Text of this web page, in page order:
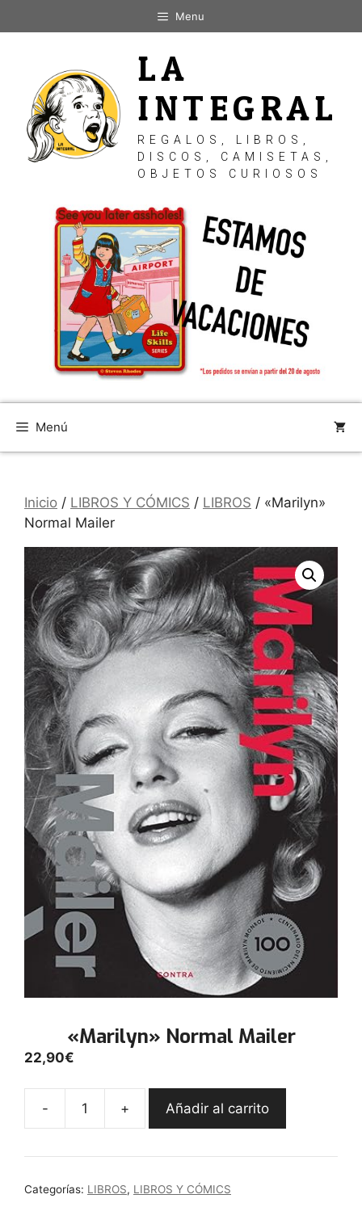
al
Menu
LA
INTEGRAL
REGALOS, LIBROS,
DISCOS, CAMISETAS,
OBJETOS CURIOSOS
Menú
Inicio / LIBROS Y CÓMICS / LIBROS / «Marilyn»
Normal Mailer
«Marilyn» Normal Mailer
22,90€
-
"Marilyn"
Mailer
+ Añadir al carrito
Categorías: LIBROS, LIBROS Y CÓMICS